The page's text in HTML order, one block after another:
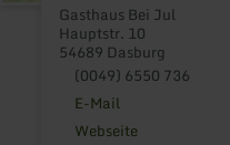
Gasthaus Bei Jul
Hauptstr. 10
54689 Dasburg
(0049) 6550 736
E-Mail
Webseite